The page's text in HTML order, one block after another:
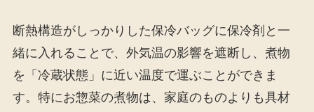
断熱構造がしっかりした保冷バッグに保冷剤と一
緒に入れることで、外気温の影響を遮断し、煮物
を「冷蔵状態」に近い温度で運ぶことができま
す。特にお惣菜の煮物は、家庭のものよりも具材